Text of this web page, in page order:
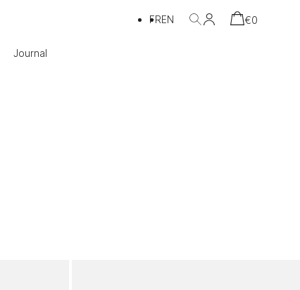
FREN €0
Journal